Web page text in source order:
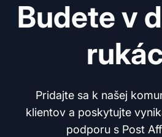
Budete v
Pridajte sa k našej
klientov a poskytujte
podporu s Post